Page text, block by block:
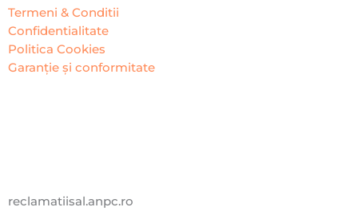
Termeni & Conditii
Confidentialitate
Politica Cookies
Garanție și conformitate
reclamatiisal.anpc.ro